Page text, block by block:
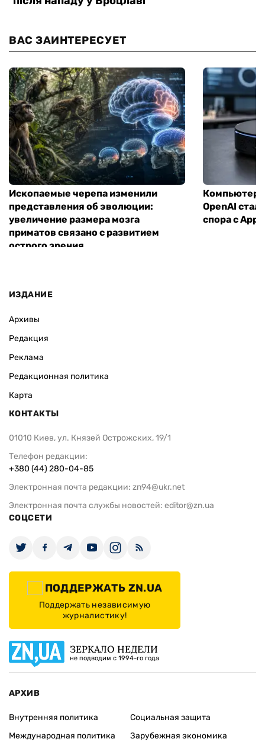
ВАС ЗАИНТЕРЕСУЕТ
Ископаемые черепа изменили
представления об эволюции:
увеличение размера мозга
приматов связано с развитием
острого зрения
Компьютер
OpenAI
спора с
ИЗДАНИЕ
Архивы
Редакция
Реклама
Редакционная политика
Карта
КОНТАКТЫ
01010 Киев, ул. Князей Острожских, 19/1
Телефон редакции:
+380 (44) 280-04-85
Электронная почта редакции: zn94@ukr.net
Электронная почта службы новостей: editor@zn.ua
СОЦСЕТИ
ПОДДЕРЖАТЬ ZN.UA
Поддержать независимую
журналистику!
ЗЕРКАЛО НЕДЕЛИ
не подводим с 1994-го года
АРХИВ
Внутренняя политика
Международная политика
Социальная защита
Зарубежная экономика